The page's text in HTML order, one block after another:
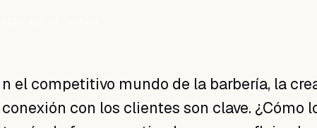
n el competitivo mundo de la barbería, la
conexión con los clientes son clave. ¿Cómo